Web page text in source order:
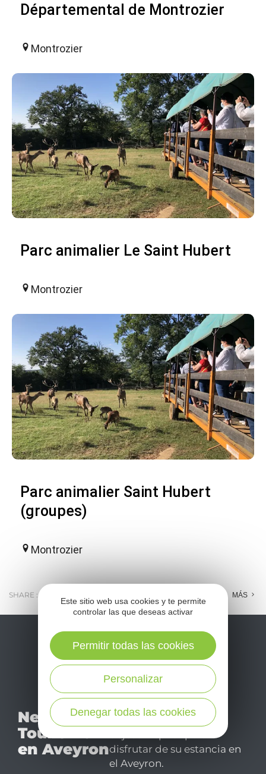
Départemental de Montrozier
Montrozier
Parc animalier Le Saint Hubert
Montrozier
Parc animalier Saint Hubert
(groupes)
Montrozier
SHARE : MÁS
Newsletter
Tourismo
en Aveyron
No se pierda nuestro
mensual newsletter y
disfrutar de su estancia en
el Aveyron.
Este sitio web usa cookies y te permite
controlar las que deseas activar
Denegar todas las cookies
Personalizar
Permitir todas las cookies